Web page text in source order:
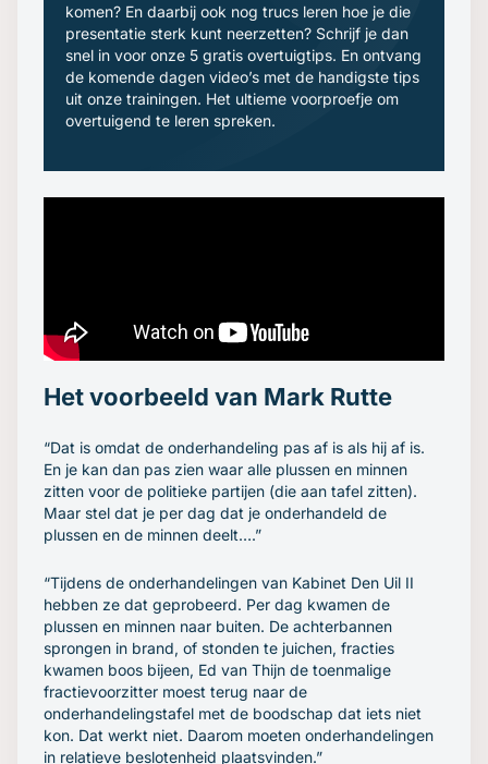
komen? En daarbij ook nog trucs leren hoe je die
presentatie sterk kunt neerzetten? Schrijf je dan
snel in voor onze 5 gratis overtuigtips. En ontvang
de komende dagen video’s met de handigste tips
uit onze trainingen. Het ultieme voorproefje om
overtuigend te leren spreken.
Het voorbeeld van Mark Rutte
“Dat is omdat de onderhandeling pas af is als hij af is.
En je kan dan pas zien waar alle plussen en minnen
zitten voor de politieke partijen (die aan tafel zitten).
Maar stel dat je per dag dat je onderhandeld de
plussen en de minnen deelt….”
“Tijdens de onderhandelingen van Kabinet Den Uil II
hebben ze dat geprobeerd. Per dag kwamen de
plussen en minnen naar buiten. De achterbannen
sprongen in brand, of stonden te juichen, fracties
kwamen boos bijeen, Ed van Thijn de toenmalige
fractievoorzitter moest terug naar de
onderhandelingstafel met de boodschap dat iets niet
kon. Dat werkt niet. Daarom moeten onderhandelingen
in relatieve beslotenheid plaatsvinden.”